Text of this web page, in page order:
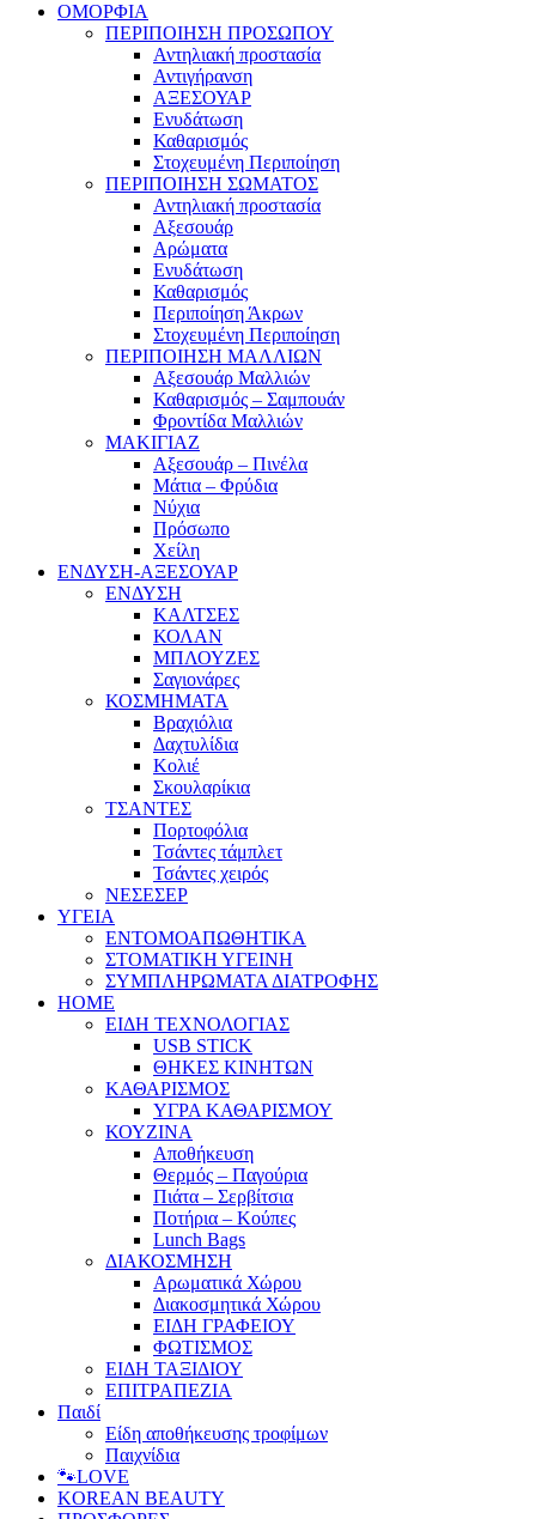
ΟΜΟΡΦΙΑ
ΠΕΡΙΠΟΙΗΣΗ ΠΡΟΣΩΠΟΥ
Αντηλιακή προστασία
Αντιγήρανση
ΑΞΕΣΟΥΑΡ
Ενυδάτωση
Καθαρισμός
Στοχευμένη Περιποίηση
ΠΕΡΙΠΟΙΗΣΗ ΣΩΜΑΤΟΣ
Αντηλιακή προστασία
Αξεσουάρ
Αρώματα
Ενυδάτωση
Καθαρισμός
Περιποίηση Άκρων
Στοχευμένη Περιποίηση
ΠΕΡΙΠΟΙΗΣΗ ΜΑΛΛΙΩΝ
Αξεσουάρ Μαλλιών
Καθαρισμός – Σαμπουάν
Φροντίδα Μαλλιών
ΜΑΚΙΓΙΑΖ
Αξεσουάρ – Πινέλα
Μάτια – Φρύδια
Νύχια
Πρόσωπο
Χείλη
ΕΝΔΥΣΗ-ΑΞΕΣΟΥΑΡ
ΕΝΔΥΣΗ
ΚΑΛΤΣΕΣ
ΚΟΛΑΝ
ΜΠΛΟΥΖΕΣ
Σαγιονάρες
ΚΟΣΜΗΜΑΤΑ
Βραχιόλια
Δαχτυλίδια
Κολιέ
Σκουλαρίκια
ΤΣΑΝΤΕΣ
Πορτοφόλια
Τσάντες τάμπλετ
Τσάντες χειρός
ΝΕΣΕΣΕΡ
ΥΓΕΙΑ
ΕΝΤΟΜΟΑΠΩΘΗΤΙΚΑ
ΣΤΟΜΑΤΙΚΗ ΥΓΕΙΝΗ
ΣΥΜΠΛΗΡΩΜΑΤΑ ΔΙΑΤΡΟΦΗΣ
HOME
ΕΙΔΗ ΤΕΧΝΟΛΟΓΙΑΣ
USB STICK
ΘΗΚΕΣ ΚΙΝΗΤΩΝ
ΚΑΘΑΡΙΣΜΟΣ
ΥΓΡΑ ΚΑΘΑΡΙΣΜΟΥ
ΚΟΥΖΙΝΑ
Αποθήκευση
Θερμός – Παγούρια
Πιάτα – Σερβίτσια
Ποτήρια – Κούπες
Lunch Bags
ΔΙΑΚΟΣΜΗΣΗ
Αρωματικά Χώρου
Διακοσμητικά Χώρου
ΕΙΔΗ ΓΡΑΦΕΙΟΥ
ΦΩΤΙΣΜΟΣ
ΕΙΔΗ ΤΑΞΙΔΙΟΥ
ΕΠΙΤΡΑΠΕΖΙΑ
Παιδί
Είδη αποθήκευσης τροφίμων
Παιχνίδια
🐾LOVE
KOREAN BEAUTY